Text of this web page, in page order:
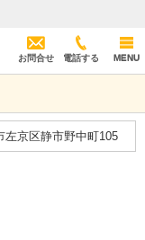
お問合せ 電話する MENU
左京区静市野中町105